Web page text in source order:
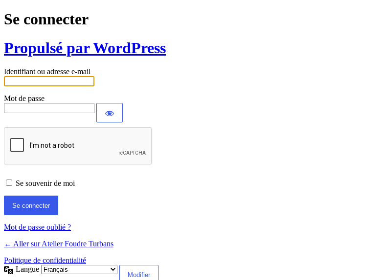
Se connecter
Propulsé par WordPress
Identifiant ou adresse e-mail
Mot de passe
Se souvenir de moi
Mot de passe oublié ?
← Aller sur Atelier Foudre Turbans
Politique de confidentialité
Langue